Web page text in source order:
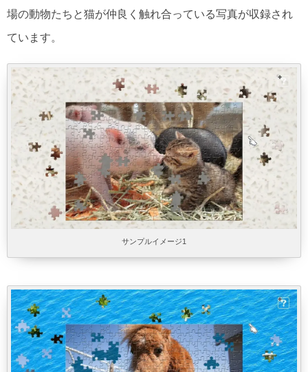
場の動物たちと猫が仲良く触れ合っている写真が収録され
ています。
サンプルイメージ1